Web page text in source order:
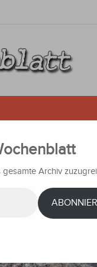
auswirken
Archiv